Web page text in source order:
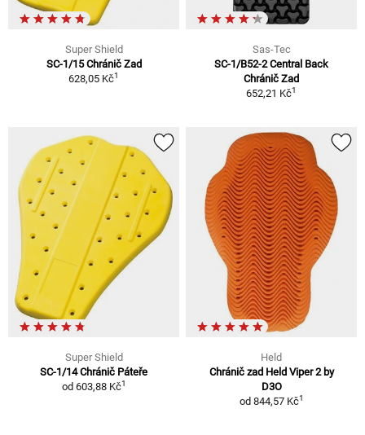
Super Shield
SC-1/15 Chránič Zad
628,05 Kč1
Sas-Tec
SC-1/B52-2 Central Back
Chránič Zad
652,21 Kč1
Super Shield
SC-1/14 Chránič Páteře
od 603,88 Kč1
Held
Chránič zad Held Viper 2 by
D3O
od 844,57 Kč1